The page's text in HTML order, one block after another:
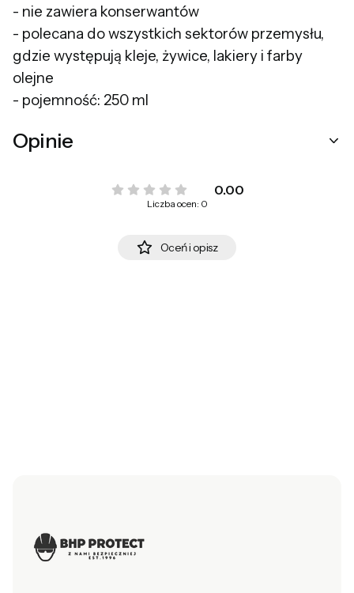
- nie zawiera konserwantów
- polecana do wszystkich sektorów przemysłu,
gdzie występują kleje, żywice, lakiery i farby
olejne
- pojemność: 250 ml
Opinie
0.00
Liczba ocen: 0
Oceń i opisz